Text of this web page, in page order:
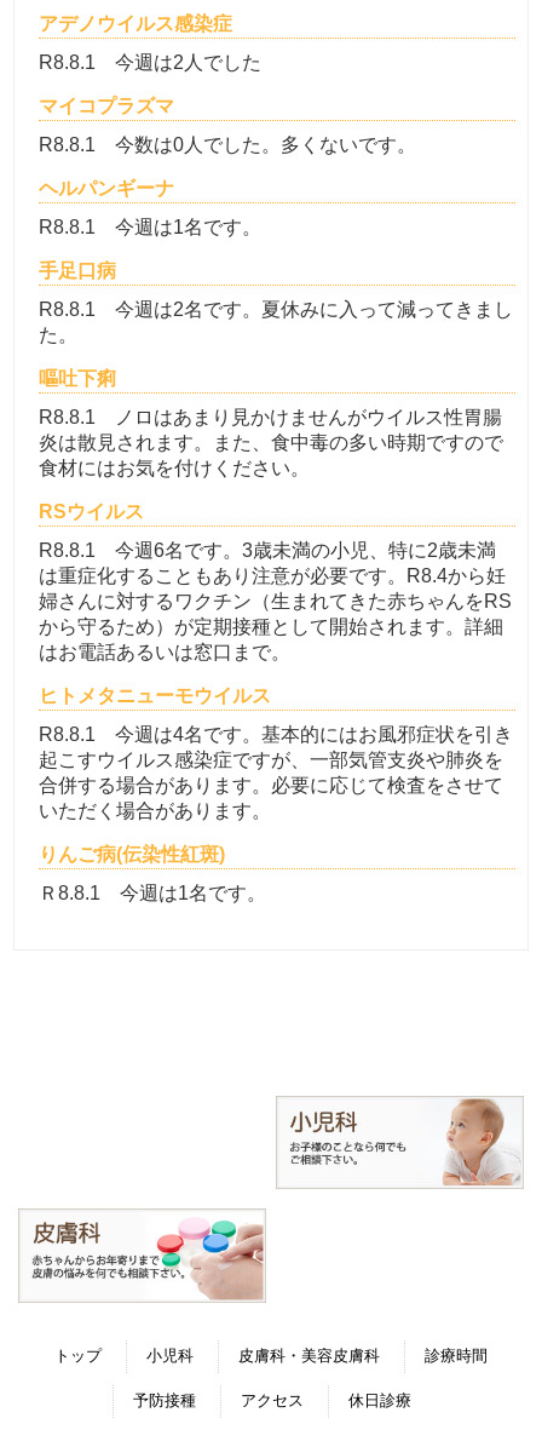
アデノウイルス感染症
R8.8.1 今週は2人でした
マイコプラズマ
R8.8.1 今数は0人でした。多くないです。
ヘルパンギーナ
R8.8.1 今週は1名です。
手足口病
R8.8.1 今週は2名です。夏休みに入って減ってきまし
た。
嘔吐下痢
R8.8.1 ノロはあまり見かけませんがウイルス性胃腸
炎は散見されます。また、食中毒の多い時期ですので
食材にはお気を付けください。
RSウイルス
R8.8.1 今週6名です。3歳未満の小児、特に2歳未満
は重症化することもあり注意が必要です。R8.4から妊
婦さんに対するワクチン（生まれてきた赤ちゃんをRS
から守るため）が定期接種として開始されます。詳細
はお電話あるいは窓口まで。
ヒトメタニューモウイルス
R8.8.1 今週は4名です。基本的にはお風邪症状を引き
起こすウイルス感染症ですが、一部気管支炎や肺炎を
合併する場合があります。必要に応じて検査をさせて
いただく場合があります。
りんご病(伝染性紅斑)
Ｒ8.8.1 今週は1名です。
トップ 小児科 皮膚科・美容皮膚科 診療時間
予防接種 アクセス 休日診療